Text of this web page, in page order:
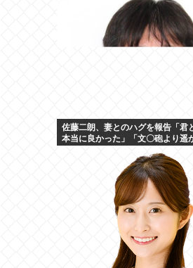
佐藤二朗、妻とのハグを報告「君
本当に良かった」「文〇砲より遥